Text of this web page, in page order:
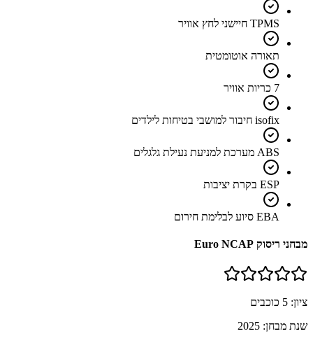
TPMS חיישני לחץ אוויר
תאורה אוטומטית
7 כריות אוויר
isofix חיבור למושבי בטיחות לילדים
ABS מערכת למניעת נעילת גלגלים
ESP בקרת יציבות
EBA סיוע לבלימת חירום
מבחני ריסוק Euro NCAP
ציון: 5 כוכבים
שנת מבחן: 2025